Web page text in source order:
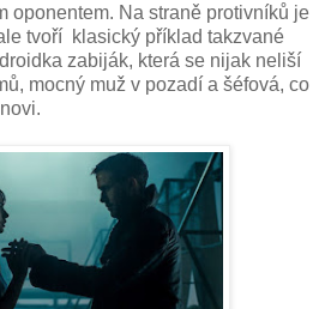
oponentem. Na straně protivníků je
tvoří klasický příklad takzvané
zabiják, která se nijak neliší
mocný muž v pozadí a šéfová, co